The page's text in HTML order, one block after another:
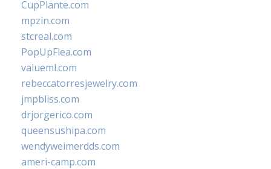
CupPlante.com
mpzin.com
stcreal.com
PopUpFlea.com
valueml.com
rebeccatorresjewelry.com
jmpbliss.com
drjorgerico.com
queensushipa.com
wendyweimerdds.com
ameri-camp.com